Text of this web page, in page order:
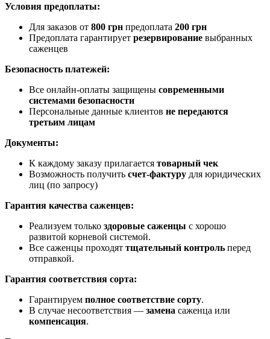
Условия предоплаты:
Для заказов от 800 грн предоплата 200 грн
Предоплата гарантирует резервирование выбранных
саженцев
Безопасность платежей:
Все онлайн-оплаты защищены современными
системами безопасности
Персональные данные клиентов не передаются
третьим лицам
Документы:
К каждому заказу прилагается товарный чек
Возможность получить счет-фактуру для юридических
лиц (по запросу)
Гарантия качества саженцев:
Реализуем только здоровые саженцы с хорошо
развитой корневой системой.
Все саженцы проходят тщательный контроль перед
отправкой.
Гарантия соответствия сорта:
Гарантируем полное соответствие сорту.
В случае несоответствия — замена саженца или
компенсация.